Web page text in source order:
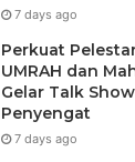
7 days ago
Perkuat
UMRAH dan
Gelar Talk
Penyengat
7 days ago